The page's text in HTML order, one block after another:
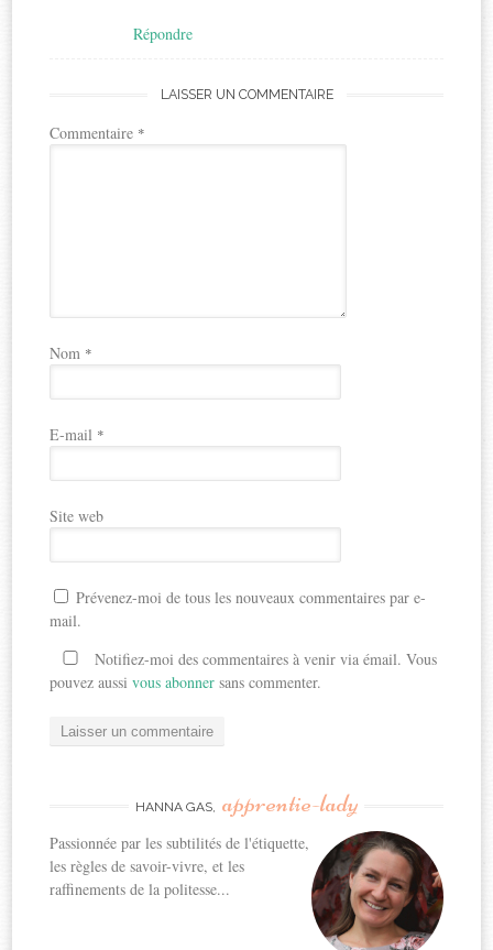
Répondre
LAISSER UN COMMENTAIRE
Commentaire *
Nom *
E-mail *
Site web
Prévenez-moi de tous les nouveaux commentaires par e-
mail.
Notifiez-moi des commentaires à venir via émail. Vous
pouvez aussivous abonner sans commenter.
HANNA GAS, apprentie-lady
Passionnée par les subtilités de l'étiquette,
les règles de savoir-vivre, et les
raffinements de la politesse...